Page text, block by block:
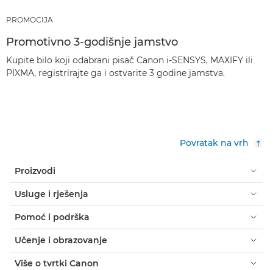
PROMOCIJA
Promotivno 3-godišnje jamstvo
Kupite bilo koji odabrani pisač Canon i-SENSYS, MAXIFY ili
PIXMA, registrirajte ga i ostvarite 3 godine jamstva.
Povratak na vrh
Proizvodi
Usluge i rješenja
Pomoć i podrška
Učenje i obrazovanje
Više o tvrtki Canon